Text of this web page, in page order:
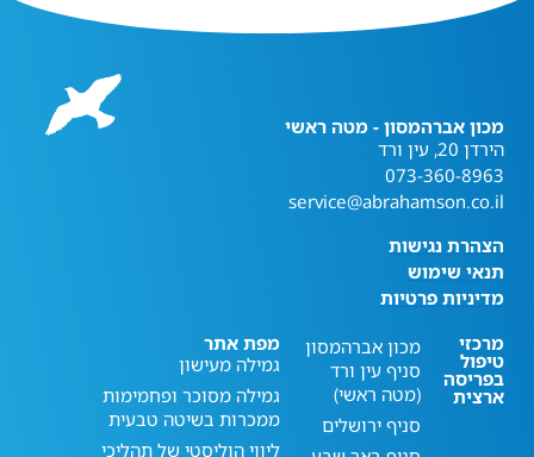
מכון אברהמסון - מטה ראשי
הירדן 20, עין ורד
073-360-8963
service@abrahamson.co.il
הצהרת נגישות
תנאי שימוש
מדיניות פרטיות
מרכזי
טיפול
בפריסה
ארצית
מכון אברהמסון
סניף עין ורד
(מטה ראשי)
סניף ירושלים
מפת אתר
גמילה מעישון
גמילה מסוכר ופחמימות
ממכרות בשיטה טבעית
ליווי הוליסטי של תהליכי